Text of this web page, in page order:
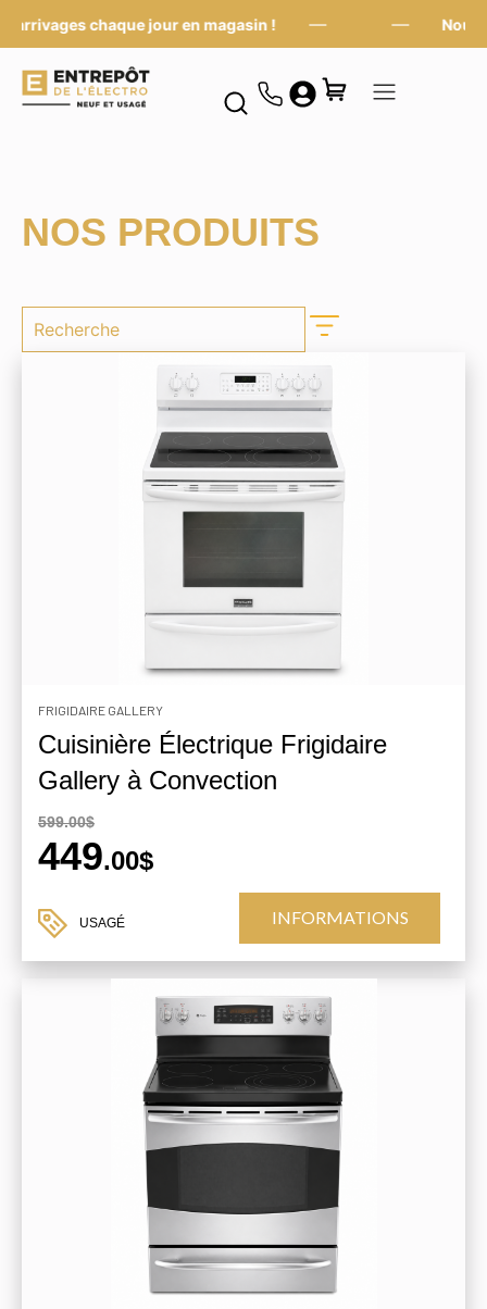
chaque jour en magasin !
NOS PRODUITS
FRIGIDAIRE GALLERY
Cuisinière Électrique Frigidaire
Gallery à Convection
599.00$
449.00$
USAGÉ INFORMATIONS